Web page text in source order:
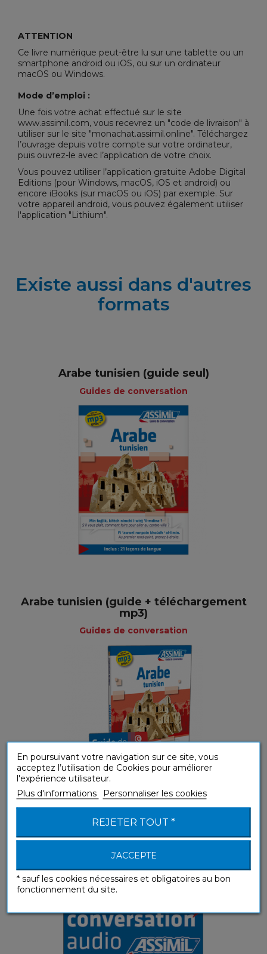
ATTENTION
Ce livre numérique peut-être lu sur une tablette ou un
smartphone android ou iOS, ou sur un ordinateur
macOS ou Windows.
Mode d’emploi :
Une fois votre achat effectué sur le site
www.assimil.com, vous recevrez un "code de livraison" à
utiliser sur le site "monachat.assimil.online". Téléchargez
l’ouvrage depuis votre compte sur votre ordinateur,
puis ouvrez-le avec l’application de votre choix.
Vous pouvez utiliser l’application gratuite Adobe Digital
Editions (pour Windows, macOS, iOS et android) ou
encore iBooks (sur macOS ou iOS) par exemple. Sur
votre appareil android, vous pouvez également utiliser
l'application "Lithium".
Existe aussi dans d'autres
formats
Arabe tunisien (guide seul)
Guides de conversation
Arabe tunisien (guide + téléchargement
mp3)
Guides de conversation
Arabe tunisien (téléchargement mp3)
Guides de conversation
En poursuivant votre navigation sur ce site, vous
acceptez l’utilisation de Cookies pour améliorer
l'expérience utilisateur.
Plus d'informations
Personnaliser les cookies
REJETER TOUT *
J'ACCEPTE
* sauf les cookies nécessaires et obligatoires au bon
fonctionnement du site.